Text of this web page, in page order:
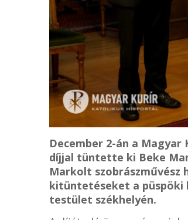
December 2-án a
díjjal tüntette ki Beke
Markolt szobrászművész
kitüntetéseket a püspöki
testület székhelyén.